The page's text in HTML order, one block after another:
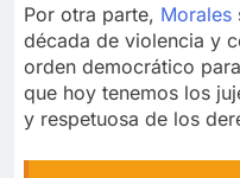
Por otra parte, Morales
década de violencia y
orden democrático
que hoy tenemos los
y respetuosa de los